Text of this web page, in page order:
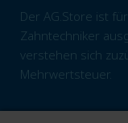
Der AG.Store ist
Zahntechniker
verstehen sich
Mehrwertsteuer.